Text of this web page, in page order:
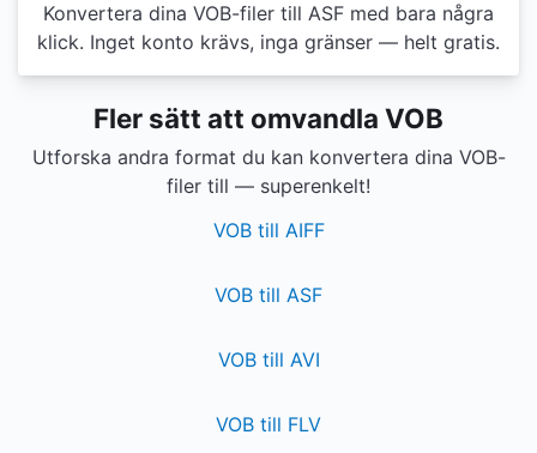
Konvertera dina VOB-filer till ASF med bara några
klick. Inget konto krävs, inga gränser — helt gratis.
Fler sätt att omvandla VOB
Utforska andra format du kan konvertera dina VOB-
filer till — superenkelt!
VOB till AIFF
VOB till ASF
VOB till AVI
VOB till FLV